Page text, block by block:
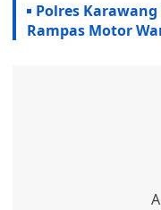
Polres
Rampas Motor